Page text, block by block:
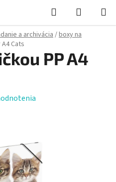
Hľadať
KOŠÍK
a archivácia/boxy na
Cats
PP A4